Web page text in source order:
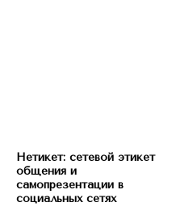
Нетикет: сетевой этикет
общения и
самопрезентации в
социальных сетях